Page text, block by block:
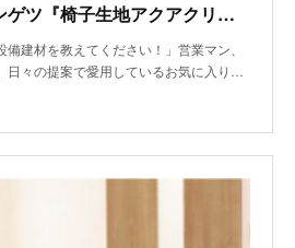
私の推し建材～サンゲツ『椅子生地アクアクリーン』、Bonaインスピレーション『フローリング ノルディックミルク』、上田敷物『サイザル麻床材マヤヘンプ』～
備建材を教えてください！」営業マン、
日々の提案で愛用しているお気に入り…